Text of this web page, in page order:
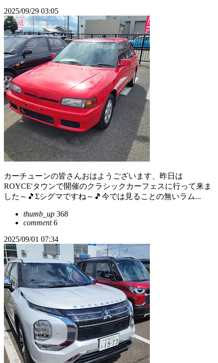
2025/09/29 03:05
カーチューンの皆さんおはようございます、昨日は
ROYCE'タウンで開催のクラシックカーフェスに行って来ま
した～🎵Σシグマですね～🎵今では見ることの無いラム...
thumb_up 368
comment6
2025/09/01 07:34